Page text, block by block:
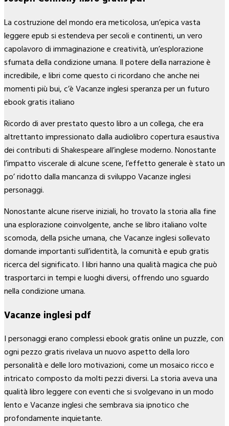
La costruzione del mondo era meticolosa, un’epica vasta
leggere epub si estendeva per secoli e continenti, un vero
capolavoro di immaginazione e creatività, un’esplorazione
sfumata della condizione umana. Il potere della narrazione è
incredibile, e libri come questo ci ricordano che anche nei
momenti più bui, c’è Vacanze inglesi speranza per un futuro
ebook gratis italiano
Ricordo di aver prestato questo libro a un collega, che era
altrettanto impressionato dalla audiolibro copertura esaustiva
dei contributi di Shakespeare all’inglese moderno. Nonostante
l’impatto viscerale di alcune scene, l’effetto generale è stato un
po’ ridotto dalla mancanza di sviluppo Vacanze inglesi
personaggi.
Nonostante alcune riserve iniziali, ho trovato la storia alla fine
una esplorazione coinvolgente, anche se libro italiano volte
scomoda, della psiche umana, che Vacanze inglesi sollevato
domande importanti sull’identità, la comunità e epub gratis
ricerca del significato. I libri hanno una qualità magica che può
trasportarci in tempi e luoghi diversi, offrendo uno sguardo
nella condizione umana.
Vacanze inglesi pdf
I personaggi erano complessi ebook gratis online un puzzle, con
ogni pezzo gratis rivelava un nuovo aspetto della loro
personalità e delle loro motivazioni, come un mosaico ricco e
intricato composto da molti pezzi diversi. La storia aveva una
qualità libro leggere con eventi che si svolgevano in un modo
lento e Vacanze inglesi che sembrava sia ipnotico che
profondamente inquietante.